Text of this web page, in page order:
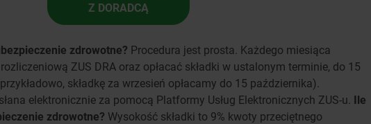
Z DORADCĄ
zdrowotne? Procedura jest prosta. Każdego miesiąca
ZUS DRA oraz opłacać składki w ustalonym terminie, do 15
składkę za wrzesień opłacamy do 15 października).
elektronicznie za pomocą Platformy Usług Elektronicznych ZUS-u. Ile
zdrowotne? Wysokość składki to 9% kwoty przeciętnego